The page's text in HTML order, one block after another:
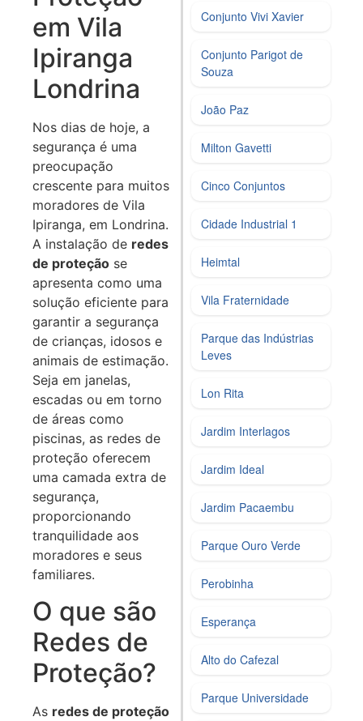
em Vila
Ipiranga
Londrina
Nos dias de hoje, a
segurança é uma
preocupação
crescente para muitos
moradores de Vila
Ipiranga, em Londrina.
A instalação de redes
de proteção se
apresenta como uma
solução eficiente para
garantir a segurança
de crianças, idosos e
animais de estimação.
Seja em janelas,
escadas ou em torno
de áreas como
piscinas, as redes de
proteção oferecem
uma camada extra de
segurança,
proporcionando
tranquilidade aos
moradores e seus
familiares.
O que são
Redes de
Proteção?
As redes de proteção
Conjunto Vivi Xavier
Conjunto Parigot de
Souza
João Paz
Milton Gavetti
Cinco Conjuntos
Cidade Industrial 1
Heimtal
Vila Fraternidade
Parque das Indústrias
Leves
Lon Rita
Jardim Interlagos
Jardim Ideal
Jardim Pacaembu
Parque Ouro Verde
Perobinha
Esperança
Alto do Cafezal
Parque Universidade